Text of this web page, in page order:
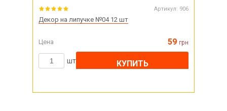
Артикул: 906
Декор на липучке №04 12 шт
Цена 59 грн
шт КУПИТЬ